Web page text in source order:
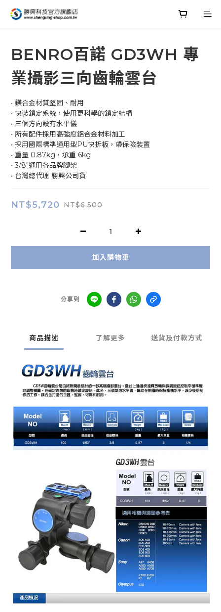
BENRO百諾 GD3WH 專
業攝影三向齒輪雲台
• 鎂合金材質堅固、耐用
• 快裝鎖定系統，使用更科學的鎖定結構
• 三個方向設有水平儀
• 所有配件採用高強度鋁合金材料加工
• 採用國際標準通用型PU快拆板，帶保險裝置
• 重量 0.87kg，承重 6kg
• 3/8"通用各品牌腳架
• 台灣總代理 勝興公司貨
NT$5,720 NT$6,500
加入購物車
分享到
商品描述 了解更多 送貨及付款方式